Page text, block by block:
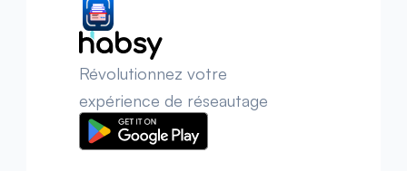
Révolutionnez votre
expérience de réseautage